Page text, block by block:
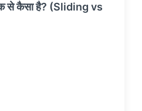
से कैसा है? (Sliding vs